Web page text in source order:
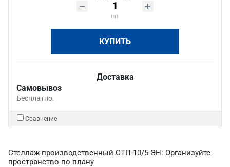
шт
КУПИТЬ
Доставка
Самовывоз
Бесплатно.
Сравнение
Стеллаж производственный СТП-10/5-ЭН: Организуйте
пространство по плану